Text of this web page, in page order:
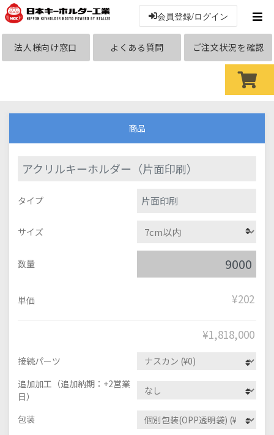
会員登録/ログイン
法人様向け窓口 よくある質問 ご注文状況を確認
商品
アクリルキーホルダー（片面印刷）
タイプ 片面印刷
サイズ
数量
単価 ¥202
¥1,818,000
接続パーツ
追加加工（追加納期：+2営業
日）
包装